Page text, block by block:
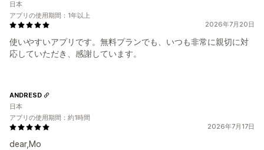
2026年7月20日
使いやすいアプリです。無料プランでも、いつも非常に親切に対
応していただき、感謝しています。
日本
アプリの使用期間：1年以上
2026年7月17日
dear,Mo
ANDRESD
日本
アプリの使用期間：約1時間